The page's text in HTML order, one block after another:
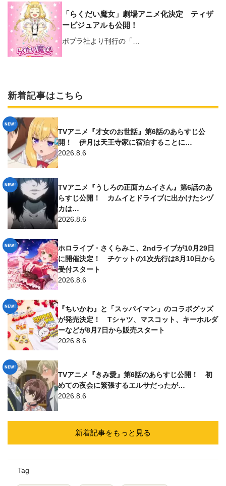
「らくだい魔女」劇場アニメ化決定 ティザ
ービジュアルも公開！
ポプラ社より刊行の「…
新着記事はこちら
TVアニメ『才女のお世話』第6話のあらすじ公
開！ 伊月は天王寺家に宿泊することに…
2026.8.6
TVアニメ『うしろの正面カムイさん』第6話のあ
らすじ公開！ カムイとドライブに出かけたシヅ
カは…
2026.8.6
ホロライブ・さくらみこ、2ndライブが10月29日
に開催決定！ チケットの1次先行は8月10日から
受付スタート
2026.8.6
『ちいかわ』と「スッパイマン」のコラボグッズ
が発売決定！ Tシャツ、マスコット、キーホルダ
ーなどが8月7日から販売スタート
2026.8.6
TVアニメ『きみ愛』第6話のあらすじ公開！ 初
めての夜会に緊張するエルサだったが…
2026.8.6
新着記事をもっと見る
Tag